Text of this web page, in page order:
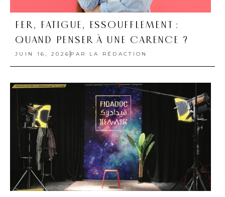
FER, FATIGUE, ESSOUFFLEMENT :
QUAND PENSER À UNE CARENCE ?
JUIN 16, 2026 PAR LA RÉDACTION